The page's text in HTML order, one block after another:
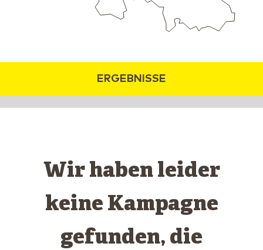
ERGEBNISSE
Wir haben leider
keine Kampagne
gefunden, die